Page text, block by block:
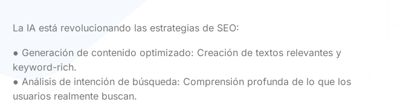
La IA está revolucionando las estrategias de SEO:
● Generación de contenido optimizado: Creación de textos relevantes y
keyword-rich.
● Análisis de intención de búsqueda: Comprensión profunda de lo que los
usuarios realmente buscan.